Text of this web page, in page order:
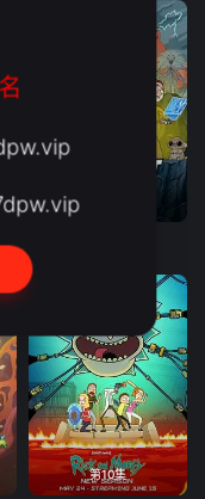
第10集